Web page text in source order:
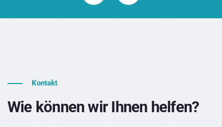
Kontakt
Wie können wir Ihnen helfen?